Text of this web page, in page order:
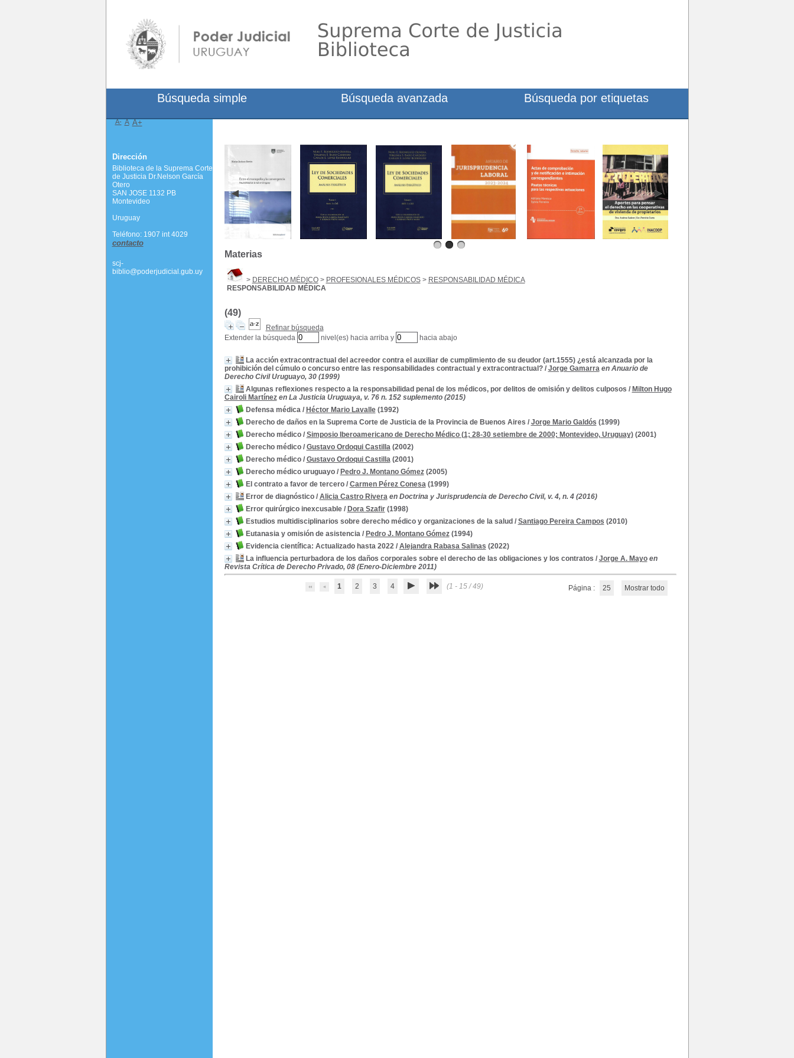
Materias
> DERECHO MÉDICO> PROFESIONALES MÉDICOS> RESPONSABILIDAD MÉDICA
RESPONSABILIDAD MÉDICA
(49)
Refinar búsqueda
Extender la búsqueda
nivel(es) hacia arriba y hacia abajo
La acción extracontractual del acreedor contra el auxiliar de cumplimiento de su deudor (art.1555) ¿está alcanzada por la
prohibición del cúmulo o concurso entre las responsabilidades contractual y extracontractual?/ Jorge Gamarra en Anuario de
Derecho Civil Uruguayo, 30 (1999)
Algunas reflexiones respecto a la responsabilidad penal de los médicos, por delitos de omisión y delitos culposos / Milton Hugo
Cairoli Martínez en La Justicia Uruguaya, v. 76 n. 152 suplemento (2015)
Defensa médica/ Héctor Mario Lavalle(1992)
Derecho de daños en la Suprema Corte de Justicia de la Provincia de Buenos Aires / Jorge Mario Galdós (1999)
Derecho médico/ Simposio Iberoamericano de Derecho Médico (1; 28-30 setiembre de 2000; Montevideo, Uruguay)(2001)
Derecho médico/ Gustavo Ordoqui Castilla(2002)
Derecho médico/ Gustavo Ordoqui Castilla(2001)
Derecho médico uruguayo/ Pedro J. Montano Gómez(2005)
El contrato a favor de tercero/ Carmen Pérez Conesa(1999)
Error de diagnóstico/ Alicia Castro Rivera en Doctrina y Jurisprudencia de Derecho Civil, v. 4, n. 4 (2016)
Error quirúrgico inexcusable/ Dora Szafir(1998)
Estudios multidisciplinarios sobre derecho médico y organizaciones de la salud / Santiago Pereira Campos (2010)
Eutanasia y omisión de asistencia/ Pedro J. Montano Gómez(1994)
Evidencia científica: Actualizado hasta 2022/ Alejandra Rabasa Salinas (2022)
La influencia perturbadora de los daños corporales sobre el derecho de las obligaciones y los contratos / Jorge A. Mayo en
Revista Crítica de Derecho Privado, 08 (Enero-Diciembre 2011)
1 2 3 4 (1 - 15 / 49) Página : 25 Mostrar todo
Búsqueda simple Búsqueda avanzada Búsqueda por etiquetas
A- A A+
Dirección
Biblioteca de la Suprema Corte
de Justicia Dr.Nelson García
Otero
SAN JOSE 1132 PB
Montevideo
Uruguay
Teléfono: 1907 int 4029
contacto
scj-
biblio@poderjudicial.gub.uy